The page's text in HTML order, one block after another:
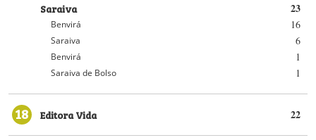
23
Saraiva
16
Benvirá
6
Saraiva
1
Benvirá
1
Saraiva de Bolso
18 22
Editora Vida